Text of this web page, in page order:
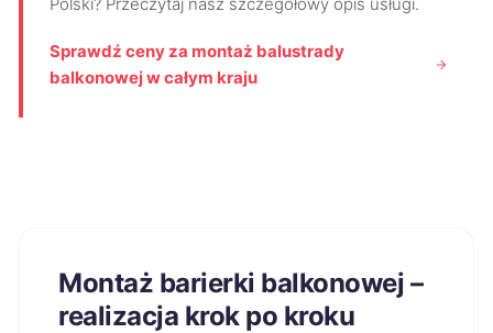
Sprawdź ceny za montaż balustrady
balkonowej w całym kraju
Montaż barierki balkonowej –
realizacja krok po kroku